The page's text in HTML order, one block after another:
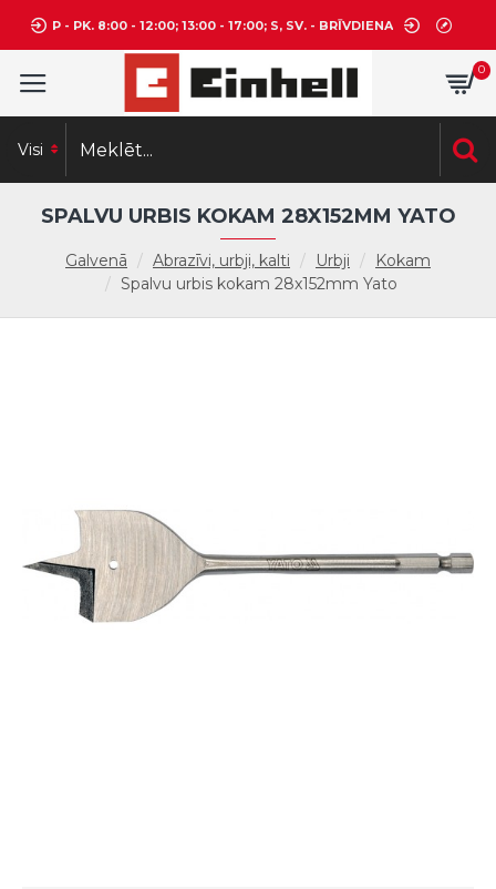
P - PK. 8:00 - 12:00; 13:00 - 17:00; S, SV. - BRĪVDIENA
0
Visi
Galvenā Abrazīvi, urbji, kalti Urbji
Kokam
Spalvu urbis kokam 28x152mm Yato
SPALVU URBIS KOKAM 28X152MM YATO